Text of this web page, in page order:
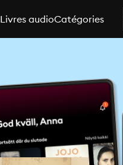
Livres audioCatégories